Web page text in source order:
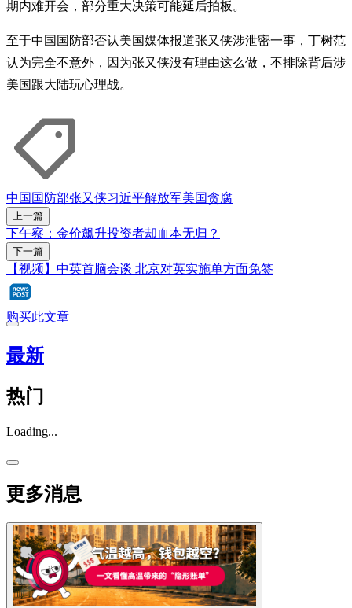
期内难开会，部分重大决策可能延后拍板。
至于中国国防部否认美国媒体报道张又侠涉泄密一事，丁树范
认为完全不意外，因为张又侠没有理由这么做，不排除背后涉
美国跟大陆玩心理战。
中国国防部张又侠习近平解放军美国贪腐
上一篇
下午察：金价飙升投资者却血本无归？
下一篇
【视频】中英首脑会谈 北京对英实施单方面免签
购买此文章
最新
热门
Loading...
更多消息